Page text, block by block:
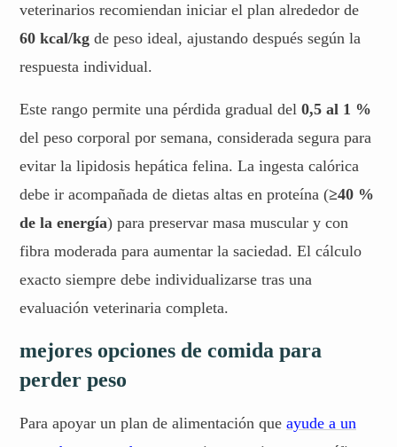
veterinarios recomiendan iniciar el plan alrededor de
60 kcal/kg de peso ideal, ajustando después según la
respuesta individual.
Este rango permite una pérdida gradual del 0,5 al 1 %
del peso corporal por semana, considerada segura para
evitar la lipidosis hepática felina. La ingesta calórica
debe ir acompañada de dietas altas en proteína (≥40 %
de la energía) para preservar masa muscular y con
fibra moderada para aumentar la saciedad. El cálculo
exacto siempre debe individualizarse tras una
evaluación veterinaria completa.
mejores opciones de comida para
perder peso
Para apoyar un plan de alimentación que ayude a un